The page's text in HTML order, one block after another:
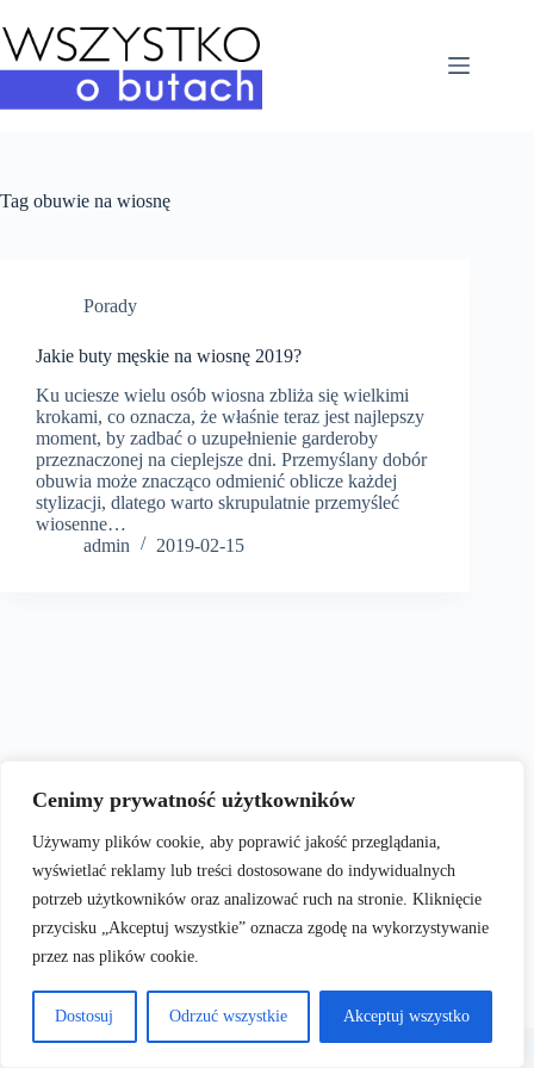
Cenimy prywatność użytkowników
Używamy plików cookie, aby poprawić jakość przeglądania,
wyświetlać reklamy lub treści dostosowane do indywidualnych
potrzeb użytkowników oraz analizować ruch na stronie. Kliknięcie
przycisku „Akceptuj wszystkie” oznacza zgodę na wykorzystywanie
przez nas plików cookie.
Dostosuj Odrzuć wszystkie Akceptuj wszystko
do
treści
Tag obuwie na wiosnę
Porady
Jakie buty męskie na wiosnę 2019?
Ku uciesze wielu osób wiosna zbliża się wielkimi
krokami, co oznacza, że właśnie teraz jest najlepszy
moment, by zadbać o uzupełnienie garderoby
przeznaczonej na cieplejsze dni. Przemyślany dobór
obuwia może znacząco odmienić oblicze każdej
stylizacji, dlatego warto skrupulatnie przemyśleć
wiosenne…
admin
2019-02-15
Copyright © 2026 Terms & Services